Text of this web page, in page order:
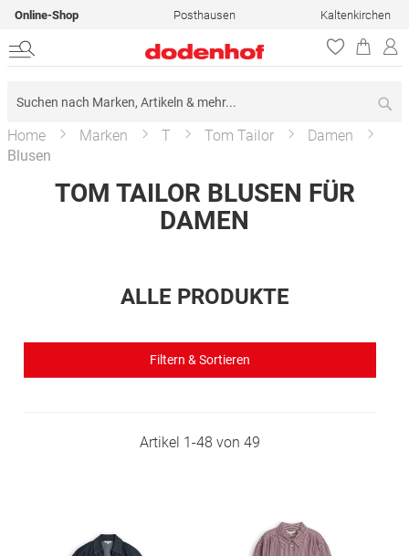
Online-Shop Posthausen Kaltenkirchen
Home Marken T Tom Tailor
Damen
Blusen
TOM TAILOR BLUSEN FÜR
DAMEN
ALLE PRODUKTE
Filtern & Sortieren
Artikel 1-48 von 49